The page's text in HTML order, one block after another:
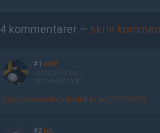
4 kommentarer — skriv
#1 ezk!
2011-05-07 16:12
http://www.justin.tv/jontish#/ w/1174356096
#2 IgL